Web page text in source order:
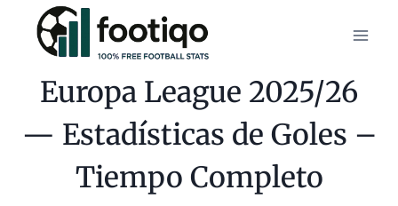
contenido
Europa League 2025/26
— Estadísticas de Goles –
Tiempo Completo